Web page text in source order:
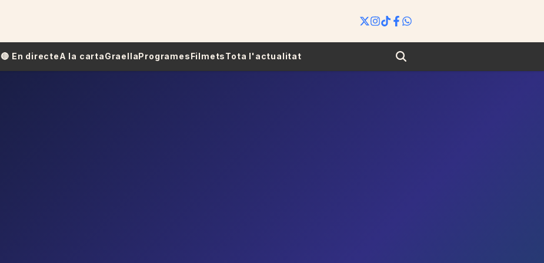
🔴​​ En directeA la cartaGraellaProgramesFilmetsTota l'actualitat Search